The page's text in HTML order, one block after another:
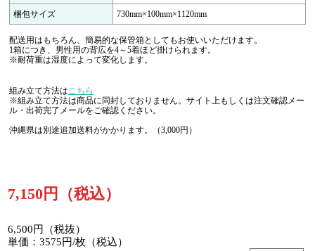
梱包サイズ 730mm×100mm×1120mm
配送用はもちろん、簡易的な保管箱としてもお使いいただけます。
1箱につき、男性用の背広を4～5着ほど掛けられます。
※耐荷重は湿度によって変化します。
組み立て方法はこちら
※組み立て方法は商品に同封しておりません。サイト上もしくは注文確認メー
ル・出荷完了メールをご確認ください。
沖縄県は別途追加送料がかかります。（3,000円）
7,150円（税込）
6,500円（税抜）
単価：3575円/枚（税込）